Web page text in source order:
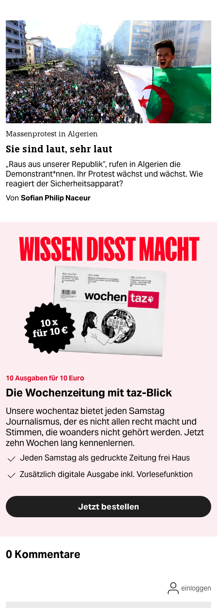
Massenprotest in Algerien
Sie sind laut, sehr laut
„Raus aus unserer Republik“, rufen in Algerien die
Demonstrant*nnen. Ihr Protest wächst und wächst. Wie
reagiert der Sicherheitsapparat?
Von Sofian Philip Naceur
10 Ausgaben für 10 Euro
Die Wochenzeitung mit taz-Blick
Unsere wochentaz bietet jeden Samstag
Journalismus, der es nicht allen recht macht und
Stimmen, die woanders nicht gehört werden. Jetzt
zehn Wochen lang kennenlernen.
Jeden Samstag als gedruckte Zeitung frei Haus
Zusätzlich digitale Ausgabe inkl. Vorlesefunktion
Jetzt bestellen
0 Kommentare
einloggen